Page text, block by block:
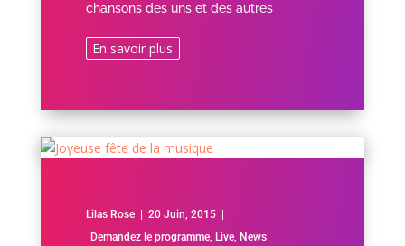
chansons des uns et des autres
En savoir plus
Lilas Rose 20 Juin, 2015
Demandez le programme, Live, News